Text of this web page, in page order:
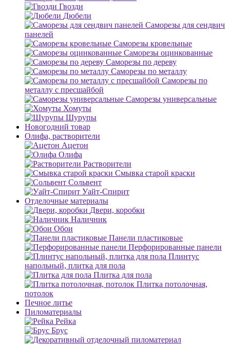
Гвозди
Дюбели
Саморезы для сендвич
панелей
Саморезы кровельные
Саморезы оцинкованные
Саморезы по дереву
Саморезы по металлу
Саморезы по
металлу с пресшайбой
Саморезы универсальные
Хомуты
Шурупы
Новогодний товар
Олифа, растворители
Ацетон
Олифа
Растворители
Смывка старой краски
Сольвент
Уайт-Спирит
Отделочные материалы
Двери, коробки
Наличник
Обои
Панели пластиковые
Перфорированные панели
Плинтус
напольный, плитка для пола
Плитка для пола
Плитка потолочная,
потолок
Печное литье
Пиломатериалы
Рейка
Брус